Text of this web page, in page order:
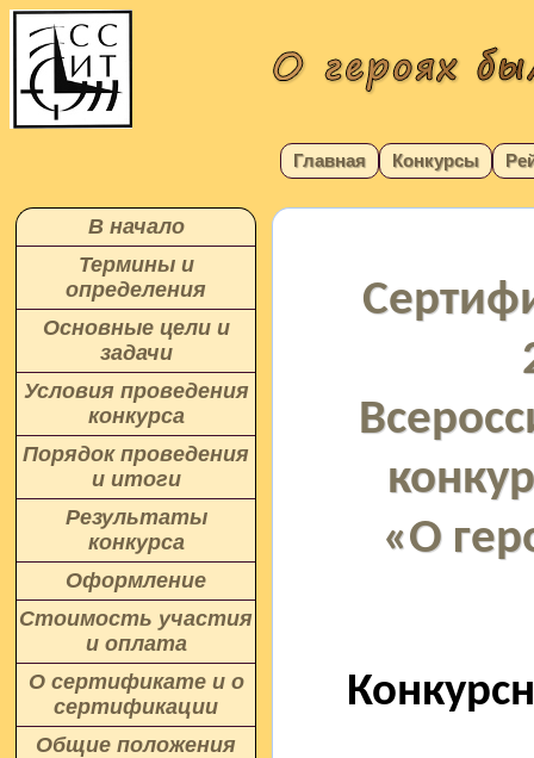
Главная Конкурсы
В начало
Термины и
определения
Основные цели и
задачи
Условия проведения
конкурса
Порядок проведения
и итоги
Результаты
конкурса
Оформление
Стоимость участия
и оплата
О сертификате и о
сертификации
Общие положения
«О